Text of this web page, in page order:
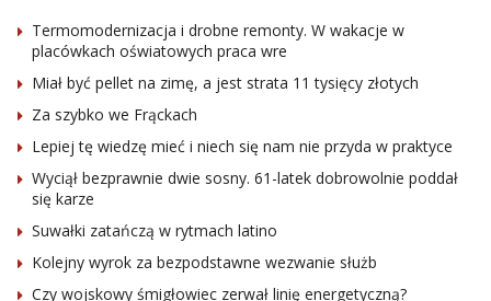
Termomodernizacja i drobne remonty. W wakacje w
placówkach oświatowych praca wre
Miał być pellet na zimę, a jest strata 11 tysięcy złotych
Za szybko we Frąckach
Lepiej tę wiedzę mieć i niech się nam nie przyda w praktyce
Wyciął bezprawnie dwie sosny. 61-latek dobrowolnie poddał
się karze
Suwałki zatańczą w rytmach latino
Kolejny wyrok za bezpodstawne wezwanie służb
Czy wojskowy śmigłowiec zerwał linię energetyczną?